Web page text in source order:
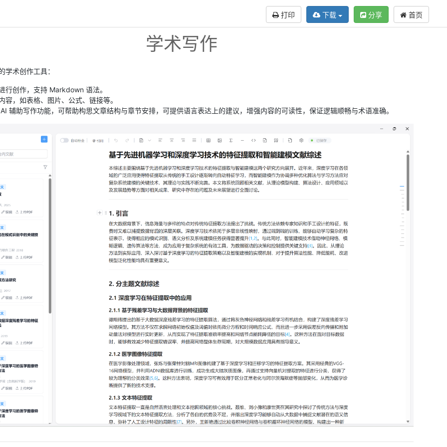
打印 首页
分享
下载
学术写作
学术创作工具：
行创作，支持 Markdown 语法。
容，如表格、图片、公式、链接等。
辅助写作功能，可帮助构思文章结构与章节安排，可提供语言表达上的建议，增强内容的可读性，保证逻辑顺畅与术语准确。